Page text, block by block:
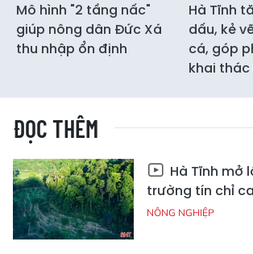
Mô hình "2 tầng nấc"
giúp nông dân Đức Xá
thu nhập ổn định
Hà Tĩnh
dấu, kẻ
cá, góp
khai thác
ĐỌC THÊM
Hà Tĩnh mở
trường tín chỉ
NÔNG NGHIỆP